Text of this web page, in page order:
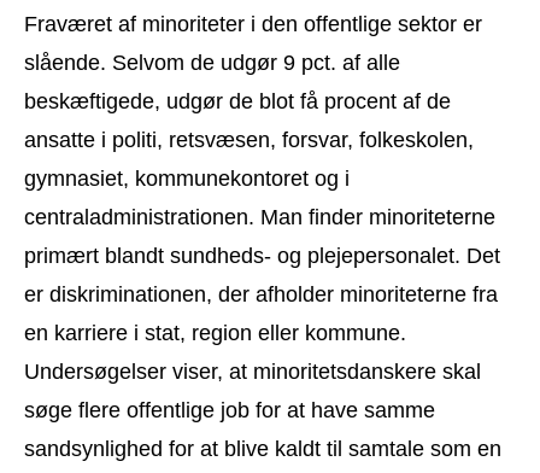
Fraværet af minoriteter i den offentlige sektor er
slående. Selvom de udgør 9 pct. af alle
beskæftigede, udgør de blot få procent af de
ansatte i politi, retsvæsen, forsvar, folkeskolen,
gymnasiet, kommunekontoret og i
centraladministrationen. Man finder minoriteterne
primært blandt sundheds- og plejepersonalet. Det
er diskriminationen, der afholder minoriteterne fra
en karriere i stat, region eller kommune.
Undersøgelser viser, at minoritetsdanskere skal
søge flere offentlige job for at have samme
sandsynlighed for at blive kaldt til samtale som en